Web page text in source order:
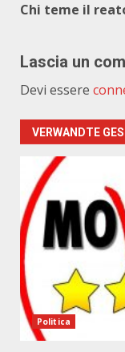
Chi teme il
Lascia un
Devi essere
VERWANDTE
Politica